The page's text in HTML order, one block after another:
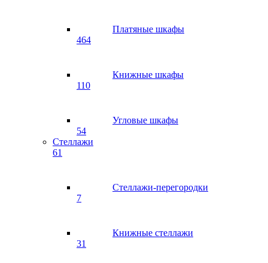
Платяные шкафы
464
Книжные шкафы
110
Угловые шкафы
54
Стеллажи
61
Стеллажи-перегородки
7
Книжные стеллажи
31